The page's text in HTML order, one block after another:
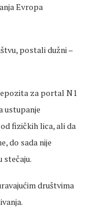
Evropa
postali dužni –
za portal N1
ustupanje
fizičkih lica, ali da
do sada nije
stečaju.
društvima